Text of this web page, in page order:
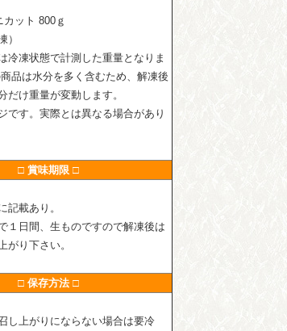
ット 800ｇ
）
冷凍状態で計測した重量となりま
品は水分を多く含むため、解凍後
だけ重量が変動します。
です。実際とは異なる場合があり
□ 賞味期限 □
記載あり。
１日間、生ものですので解凍後は
がり下さい。
□ 保存方法 □
し上がりにならない場合は要冷